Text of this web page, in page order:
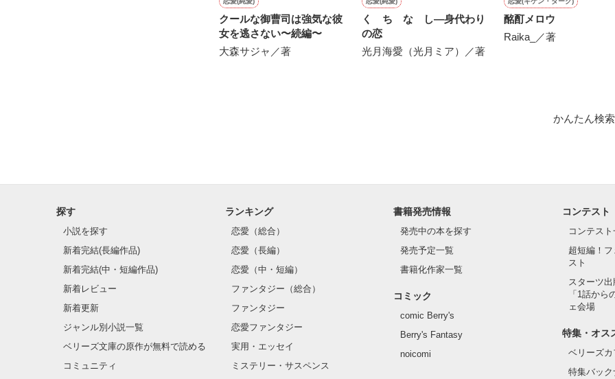
クールな御曹司は強気な彼
女を逃さない〜続編〜
大森サジャ／著
く ち な し―身代わり
の恋
光月海愛（光月ミア）／著
酩酊メロウ
Raika_／著
かんたん検
探す
小説を探す
新着完結(長編作品)
新着完結(中・短編作品)
新着レビュー
新着更新
ジャンル別小説一覧
ベリーズ文庫の原作が無料で読める
コミュニティ
ランキング
恋愛（総合）
恋愛（長編）
恋愛（中・短編）
ファンタジー（総合）
ファンタジー
恋愛ファンタジー
実用・エッセイ
ミステリー・サスペンス
書籍発売情報
発売中の本を探す
発売予定一覧
書籍化作家一覧
コミック
comic Berry's
Berry's Fantasy
noicomi
コンテスト
コンテスト
超短編！
スト
スターツ
「1話から
ェ会場
特集・オス
ベリーズ
特集バック